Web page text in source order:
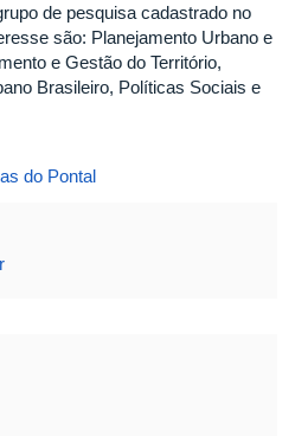
de pesquisa cadastrado no
são: Planejamento Urbano e
e Gestão do Território,
Brasileiro, Políticas Sociais e
do Pontal